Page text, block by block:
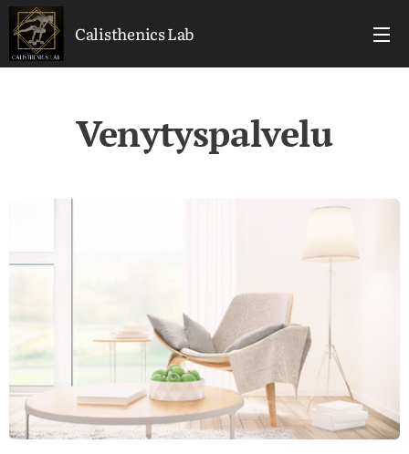
Calisthenics Lab
Venytyspalvelu